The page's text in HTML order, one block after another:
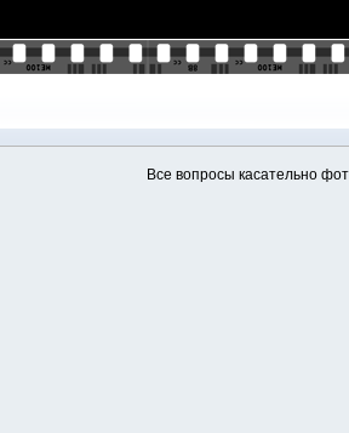
Все вопросы касательно